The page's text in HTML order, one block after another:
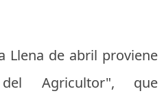
Llena de abril proviene
Agricultor", que